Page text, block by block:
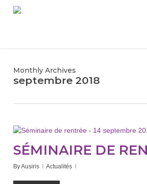
Monthly Archives
septembre 2018
SÉMINAIRE DE
ByAusiris Actualités